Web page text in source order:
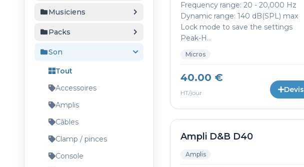
Musiciens
Packs
Son
Tout
Accessoires
Amplis
Câbles
Clamp / pinces
Console
Frequency range: 20 - 20,000 Hz
Dynamic range: 140 dB(SPL) max
Lock mode to save the settings
Peak-H...
Micros
40.00 €
HT/jour Devis
Ampli D&B D40
Amplis